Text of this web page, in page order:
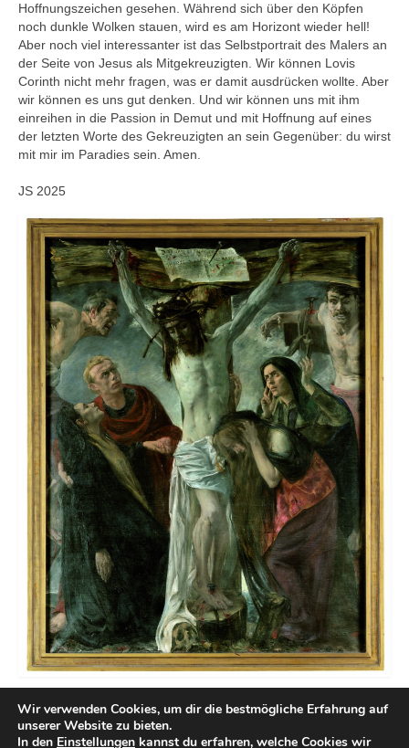
Organisten
Männerchor
Projektchor für Frauen
Joyce
Jugend
Bilder Jugendarbeit
Freizeiten
Unsere Kinderfreizeit
Konfetzival
Abenteuer-Übernachtung
Zeltlager Tent Event
Konfirmations-Kurs
Kinderprogramm
Kindergruppe
Vorkonfi-Gruppe
Jugendpgrogramm
Jugendgruppe
Jugendausschuss
Dekantsjugend
Hoffnungszeichen gesehen. Während sich über den Köpfen
noch dunkle Wolken stauen, wird es am Horizont wieder hell!
Aber noch viel interessanter ist das Selbstportrait des Malers an
der Seite von Jesus als Mitgekreuzigten. Wir können Lovis
Corinth nicht mehr fragen, was er damit ausdrücken wollte. Aber
wir können es uns gut denken. Und wir können uns mit ihm
einreihen in die Passion in Demut und mit Hoffnung auf eines
der letzten Worte des Gekreuzigten an sein Gegenüber: du wirst
mit mir im Paradies sein. Amen.
JS 2025
Wir verwenden Cookies, um dir die bestmögliche Erfahrung auf
unserer Website zu bieten.
In den Einstellungen kannst du erfahren, welche Cookies wir